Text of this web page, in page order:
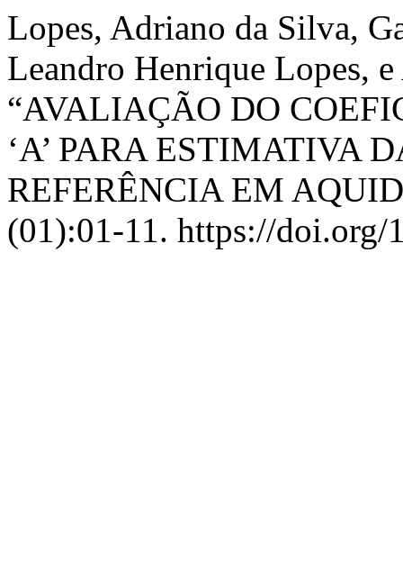
Lopes, Adriano da Silva,
Leandro Henrique Lopes,
“AVALIAÇÃO DO
‘A’ PARA ESTIMATIVA
REFERÊNCIA EM
(01):01-11. https://